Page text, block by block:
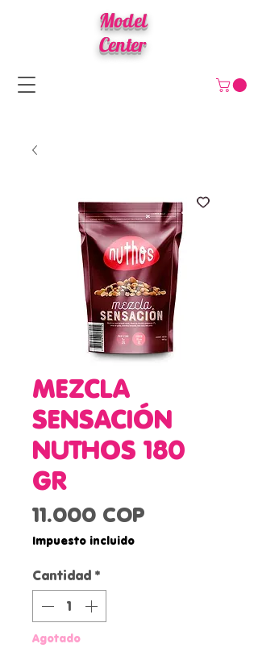
Model
Center
MEZCLA
SENSACIÓN
NUTHOS 180
GR
11.000 COP
Impuesto incluido
Cantidad *
Agotado